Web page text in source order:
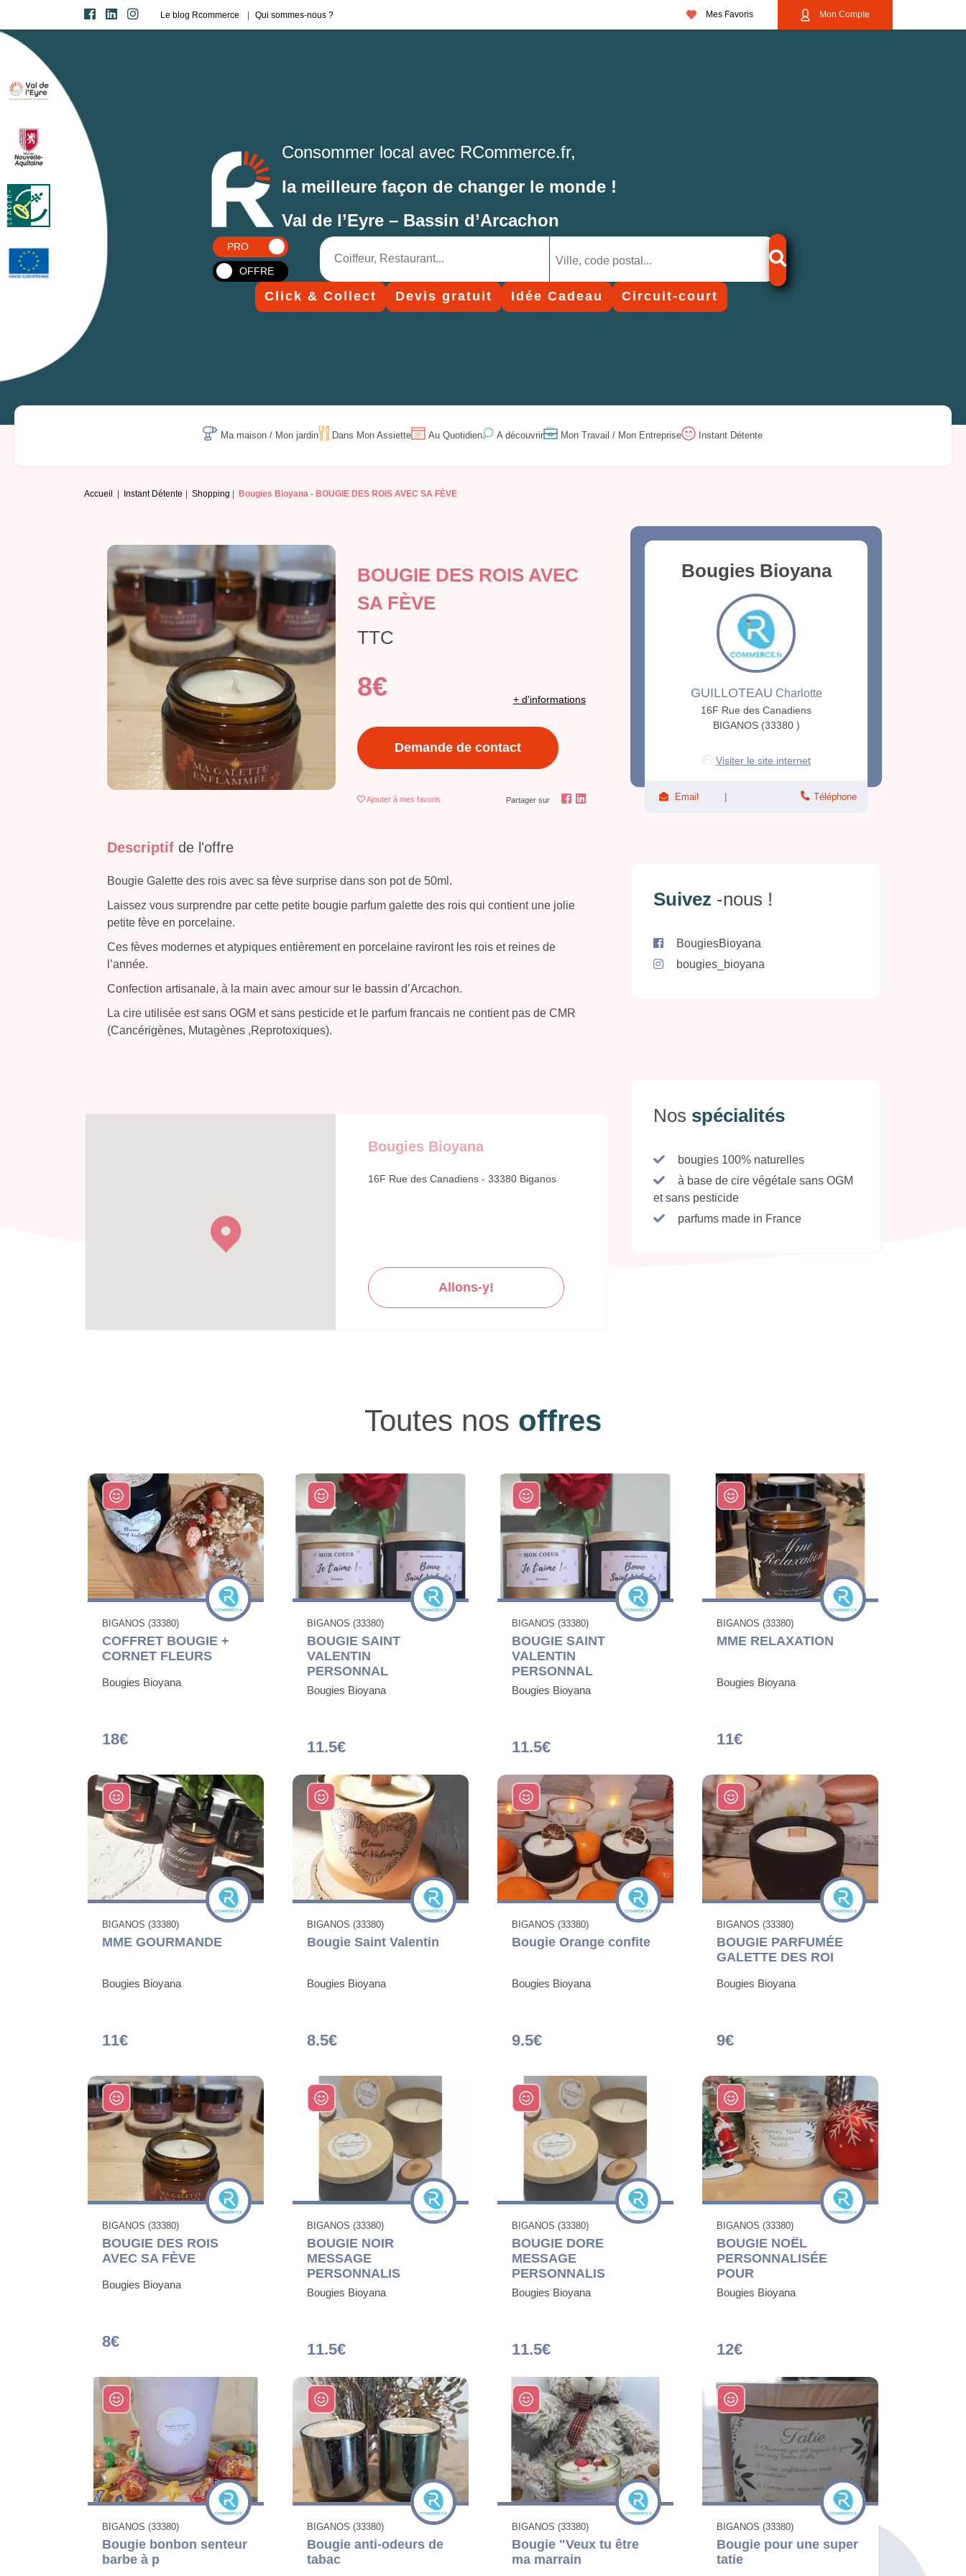
Le blog Rcommerce Qui sommes-nous ? Mes Favoris Mon Compte
Consommer local avec RCommerce.fr,
la meilleure façon de changer le monde !
Val de l’Eyre – Bassin d’Arcachon
PRO
OFFRE
Click & Collect Devis gratuit Idée Cadeau Circuit-court
Ma maison / Mon jardin Dans Mon Assiette Au Quotidien A découvrir Mon Travail / Mon Entreprise Instant Détente
Accueil Instant Détente Shopping Bougies Bioyana - BOUGIE DES ROIS AVEC SA FÈVE
BOUGIE DES ROIS AVEC
SA FÈVE
TTC
8€ + d'informations
Demande de contact
Ajouter à mes favoris Partager sur
Descriptif de l'offre
Bougie Galette des rois avec sa fève surprise dans son pot de 50ml.
Laissez vous surprendre par cette petite bougie parfum galette des rois qui contient une jolie
petite fève en porcelaine.
Ces fèves modernes et atypiques entièrement en porcelaine raviront les rois et reines de
l’année.
Confection artisanale, à la main avec amour sur le bassin d’Arcachon.
La cire utilisée est sans OGM et sans pesticide et le parfum francais ne contient pas de CMR
(Cancérigènes, Mutagènes ,Reprotoxiques).
Bougies Bioyana
16F Rue des Canadiens - 33380 Biganos
Allons-y!
Bougies Bioyana
GUILLOTEAU Charlotte
16F Rue des Canadiens
BIGANOS (33380 )
Visiter le site internet
Email Téléphone
Suivez -nous !
BougiesBioyana
bougies_bioyana
Nos spécialités
bougies 100% naturelles
à base de cire végétale sans OGM
et sans pesticide
parfums made in France
Toutes nos offres
BIGANOS (33380)
COFFRET BOUGIE +
CORNET FLEURS
Bougies Bioyana
18€
BIGANOS (33380)
BOUGIE SAINT
VALENTIN
PERSONNAL
Bougies Bioyana
11.5€
BIGANOS (33380)
BOUGIE SAINT
VALENTIN
PERSONNAL
Bougies Bioyana
11.5€
BIGANOS (33380)
MME RELAXATION
Bougies Bioyana
11€
BIGANOS (33380)
MME GOURMANDE
Bougies Bioyana
11€
BIGANOS (33380)
Bougie Saint Valentin
Bougies Bioyana
8.5€
BIGANOS (33380)
Bougie Orange confite
Bougies Bioyana
9.5€
BIGANOS (33380)
BOUGIE PARFUMÉE
GALETTE DES ROI
Bougies Bioyana
9€
BIGANOS (33380)
BOUGIE DES ROIS
AVEC SA FÈVE
Bougies Bioyana
8€
BIGANOS (33380)
BOUGIE NOIR
MESSAGE
PERSONNALIS
Bougies Bioyana
11.5€
BIGANOS (33380)
BOUGIE DORE
MESSAGE
PERSONNALIS
Bougies Bioyana
11.5€
BIGANOS (33380)
BOUGIE NOËL
PERSONNALISÉE
POUR
Bougies Bioyana
12€
BIGANOS (33380)
Bougie bonbon senteur
barbe à p
BIGANOS (33380)
Bougie anti-odeurs de
tabac
BIGANOS (33380)
Bougie "Veux tu être
ma marrain
BIGANOS (33380)
Bougie pour une super
tatie